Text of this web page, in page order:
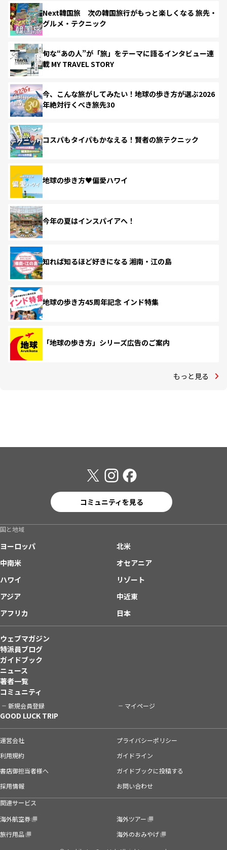
Next韓国旅 次の韓国旅行がもっと楽しくなる 旅先・
グルメ・テクニック
旬な“あの人”が「旅」をテーマに語るインタビュー連
載 MY TRAVEL STORY
今、こんな旅がしてみたい！地球の歩き方が選ぶ2026
年絶対行くべき旅先30
コスパもタイパもかなえる！賢者の旅テクニック
地球の歩き方♥偏愛ハワイ
今年の夏はインスパイアへ！
知れば知るほど好きになる 湘南・江の島
地球の歩き方45周年記念 インド特集
「地球の歩き方」シリーズ広告のご案内
もっと見る
コミュニティを見る
国と地域
ヨーロッパ
北米
中南米
オセアニア
ハワイ
リゾート
アジア
中近東
アフリカ
日本
ウェブマガジン
特派員ブログ
ガイドブック
ニュース
著者一覧
コミュニティ
新規会員登録 マイページ
GOOD LUCK TRIP
運営会社
プライバシーポリシー
利用規約
ガイドライン
書店御担当者様へ
ガイドブックに投稿する
採用情報
お問い合わせ
関連サービス
海外航空券
海外ツアー
旅行用品
海外のおみやげ